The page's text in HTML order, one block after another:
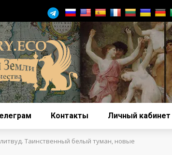
Контакты Личный кабинет
Таинственный белый туман, новые